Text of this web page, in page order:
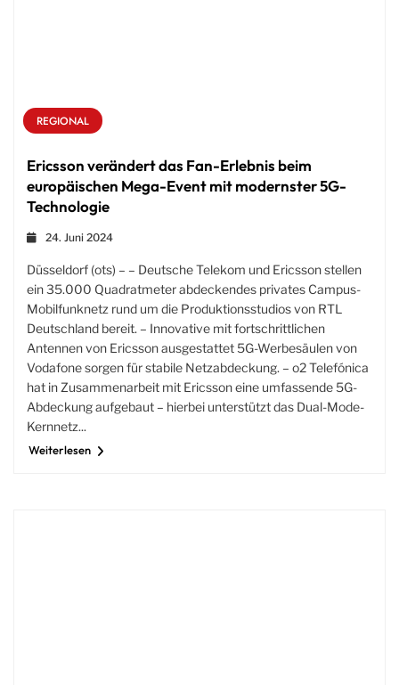
REGIONAL
Ericsson verändert das Fan-Erlebnis beim
europäischen Mega-Event mit modernster 5G-
Technologie
24. Juni 2024
Düsseldorf (ots) – – Deutsche Telekom und Ericsson stellen
ein 35.000 Quadratmeter abdeckendes privates Campus-
Mobilfunknetz rund um die Produktionsstudios von RTL
Deutschland bereit. – Innovative mit fortschrittlichen
Antennen von Ericsson ausgestattet 5G-Werbesäulen von
Vodafone sorgen für stabile Netzabdeckung. – o2 Telefónica
hat in Zusammenarbeit mit Ericsson eine umfassende 5G-
Abdeckung aufgebaut – hierbei unterstützt das Dual-Mode-
Kernnetz...
Weiterlesen